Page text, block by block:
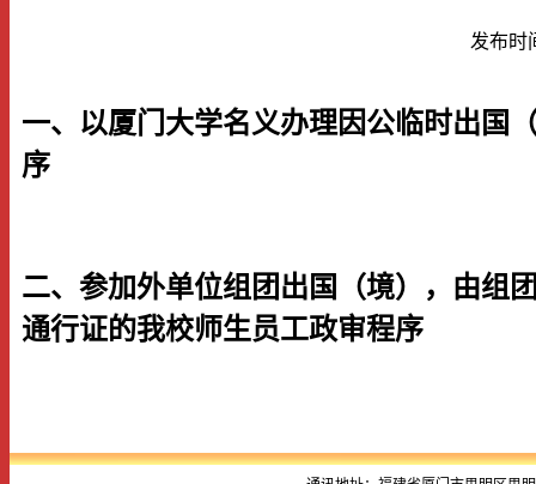
发布时
一、以厦门大学名义办理因公临时出国
序
二、参加外单位组团出国（境），由组
通行证的我校师生员工政审程序